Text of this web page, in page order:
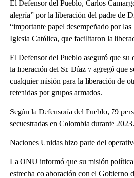
El Defensor del Pueblo, Carlos
alegría” por la liberación del padre de
“importante papel desempeñado por
Iglesia Católica, que facilitaron la
El Defensor del Pueblo aseguró que su
la liberación del Sr. Díaz y agregó que
cualquier misión para la liberación de
retenidas por grupos armados.
Según la Defensoría del Pueblo, 79
secuestradas en Colombia durante 2023.
Naciones Unidas hizo parte del
La ONU informó que su misión
estrecha colaboración con el Gobierno